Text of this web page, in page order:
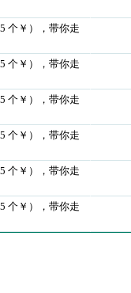
个￥），带你走
个￥），带你走
个￥），带你走
个￥），带你走
个￥），带你走
个￥），带你走